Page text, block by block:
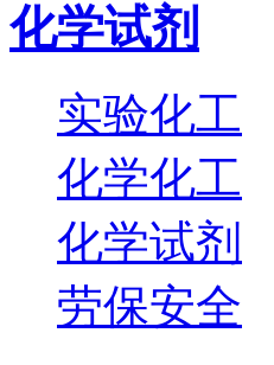
化学试剂
实验化工
化学化工
化学试剂
劳保安全